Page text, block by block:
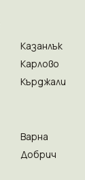
Казанлък
Карлово
Кърджали
Варна
Добрич